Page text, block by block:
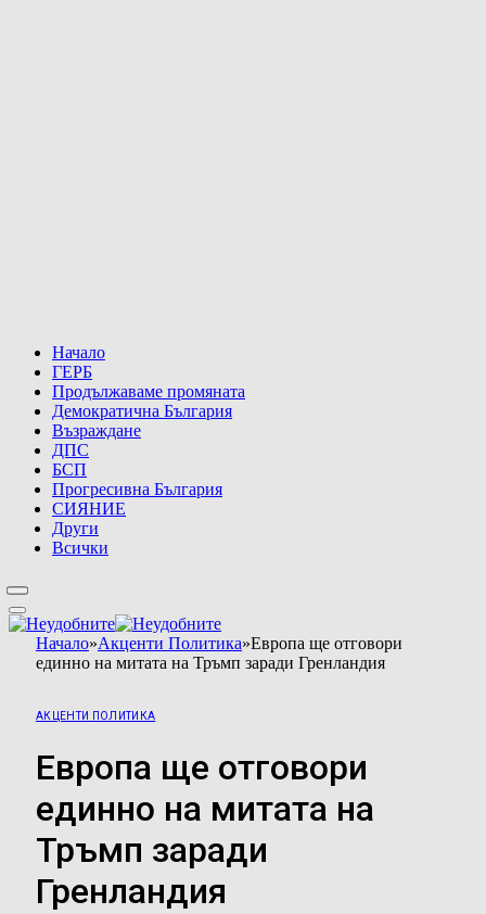
Начало
ГЕРБ
Продължаваме промяната
Демократична България
Възраждане
ДПС
БСП
Прогресивна България
СИЯНИЕ
Други
Всички
Начало»Акценти Политика»Европа ще отговори
единно на митата на Тръмп заради Гренландия
АКЦЕНТИ ПОЛИТИКА
Европа ще отговори
единно на митата на
Тръмп заради
Гренландия